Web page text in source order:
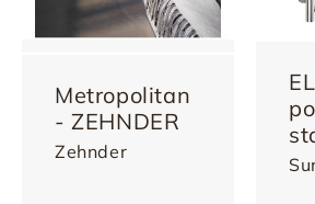
Metropolitan
- ZEHNDER
Zehnder